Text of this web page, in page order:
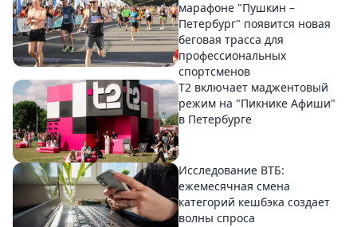
марафоне "Пушкин –
Петербург" появится новая
беговая трасса для
профессиональных
спортсменов
Т2 включает маджентовый
режим на "Пикнике Афиши"
в Петербурге
Исследование ВТБ:
ежемесячная смена
категорий кешбэка создает
волны спроса